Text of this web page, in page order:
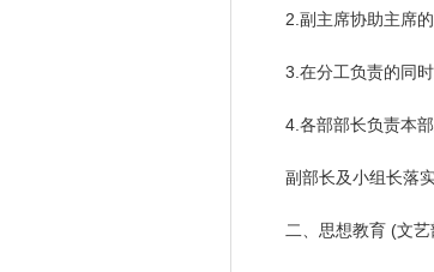
2.副主席协助主席的
3.在分工负责的同时
4.各部部长负责本部
副部长及小组长落实
二、思想教育 (文艺